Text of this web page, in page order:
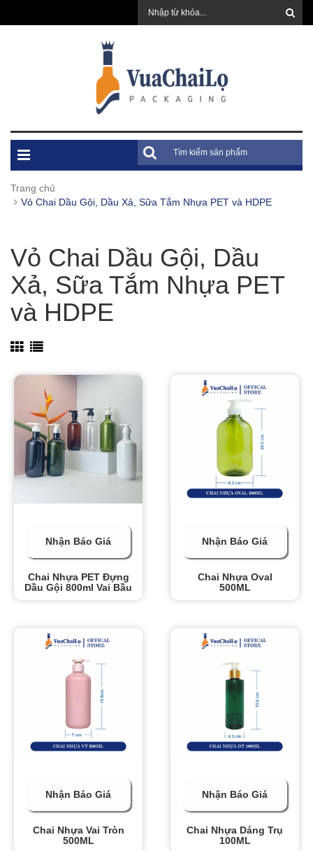
Trang chủ
Vỏ Chai Dầu Gội, Dầu Xả, Sữa Tắm Nhựa PET và HDPE
Vỏ Chai Dầu Gội, Dầu
Xả, Sữa Tắm Nhựa PET
và HDPE
Nhận Báo Giá
Chai Nhựa PET Đựng
Dầu Gội 800ml Vai Bầu
Nhận Báo Giá
Chai Nhựa Oval
500ML
Nhận Báo Giá
Chai Nhựa Vai Tròn
500ML
Nhận Báo Giá
Chai Nhựa Dáng Trụ
100ML